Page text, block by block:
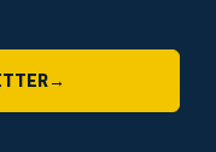
→